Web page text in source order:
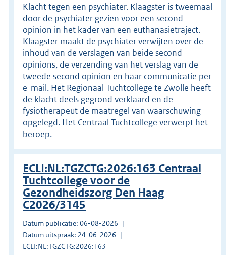
Klacht tegen een psychiater. Klaagster is tweemaal
door de psychiater gezien voor een second
opinion in het kader van een euthanasietraject.
Klaagster maakt de psychiater verwijten over de
inhoud van de verslagen van beide second
opinions, de verzending van het verslag van de
tweede second opinion en haar communicatie per
e-mail. Het Regionaal Tuchtcollege te Zwolle heeft
de klacht deels gegrond verklaard en de
fysiotherapeut de maatregel van waarschuwing
opgelegd. Het Centraal Tuchtcollege verwerpt het
beroep.
ECLI:NL:TGZCTG:2026:163 Centraal
Tuchtcollege voor de
Gezondheidszorg Den Haag
C2026/3145
Datum publicatie: 06-08-2026
Datum uitspraak: 24-06-2026
ECLI:NL:TGZCTG:2026:163